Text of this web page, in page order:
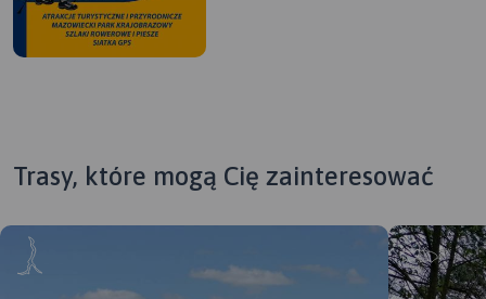
Trasy, które mogą Cię zainteresować